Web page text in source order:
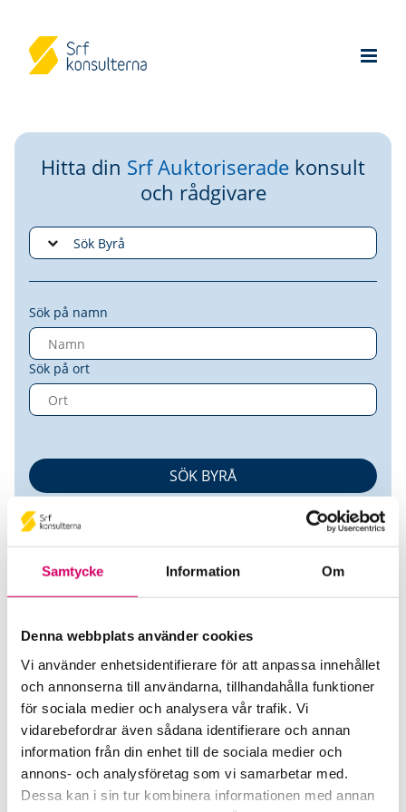
Samtycke Information Om
Denna webbplats använder cookies
Vi använder enhetsidentifierare för att anpassa innehållet
och annonserna till användarna, tillhandahålla funktioner
för sociala medier och analysera vår trafik. Vi
vidarebefordrar även sådana identifierare och annan
information från din enhet till de sociala medier och
annons- och analysföretag som vi samarbetar med.
Dessa kan i sin tur kombinera informationen med annan
Hitta din Srf Auktoriserade konsult
och rådgivare
Sök på namn
Sök på ort
Ganska Företagspartner AB
Srf Auktoriserade konsulter
Urban Davidsson
Auktoriserad Redovisningskonsult
Skicka e-post
042-311 11 10